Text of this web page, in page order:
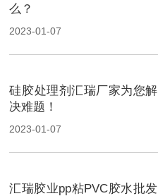
么？
2023-01-07
硅胶处理剂汇瑞厂家为您解
决难题！
2023-01-07
汇瑞胶业pp粘PVC胶水批发